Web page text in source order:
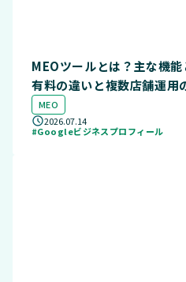
MEOツールとは？主な機
有料の違いと複数店舗運用
MEO
2026.07.14
#Googleビジネスプロフィール